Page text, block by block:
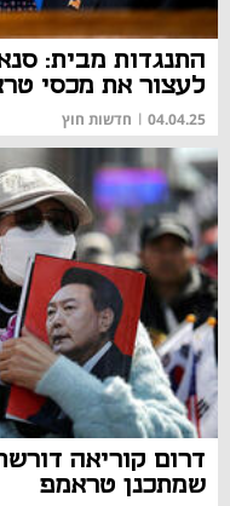
התנגדות מבית:
לעצור את מכסי
04.04.25
| חדשות חוץ
דרום קוריאה
שמתכנן טראמפ